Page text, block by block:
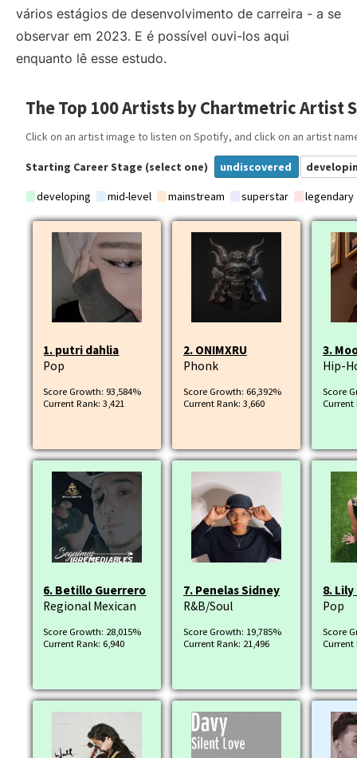
vários estágios de desenvolvimento de carreira - a se
observar em 2023. E é possível ouvi-los aqui
enquanto lê esse estudo.